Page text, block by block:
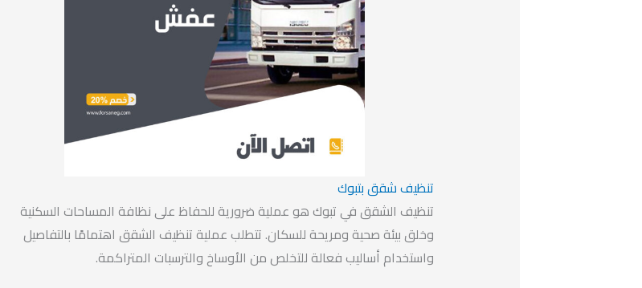
تنظيف شقق بتبوك
تنظيف الشقق في تبوك هو عملية ضرورية للحفاظ على نظافة المساحات السكنية
وخلق بيئة صحية ومريحة للسكان. تتطلب عملية تنظيف الشقق اهتمامًا بالتفاصيل
واستخدام أساليب فعالة للتخلص من الأوساخ والترسبات المتراكمة.